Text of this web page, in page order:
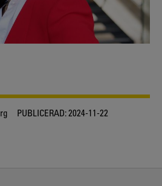
PUBLICERAD:2024-11-22